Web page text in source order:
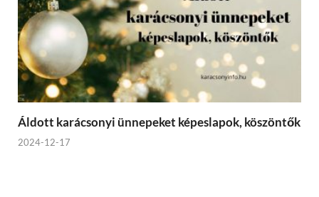
Áldott karácsonyi ünnepeket képeslapok, köszöntők
2024-12-17